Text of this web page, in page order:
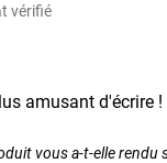
vérifié
amusant d'écrire !
vous a-t-elle rendu